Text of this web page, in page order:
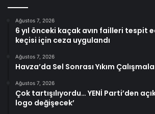
Ağustos 7, 2026
6 yıl önceki kaçak avın failleri tespit
keçisi için ceza uygulandı
Ağustos 7, 2026
Havza’da Sel Sonrası Yıkım
Ağustos 7, 2026
Çok tartışılıyordu… YENİ Parti’den
logo değişecek’